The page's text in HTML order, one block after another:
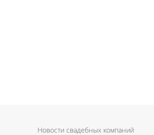
Новости свадебных компаний